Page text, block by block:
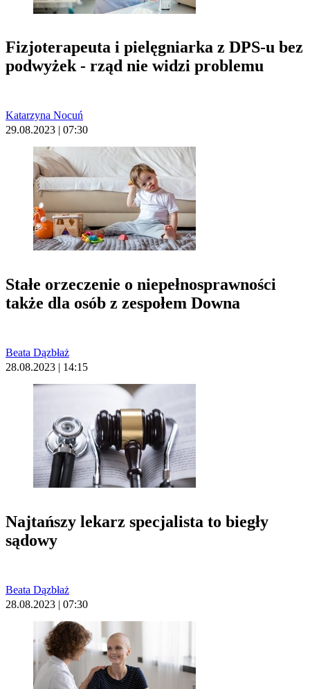
Fizjoterapeuta i pielęgniarka z DPS-u bez
podwyżek - rząd nie widzi problemu
Katarzyna Nocuń
29.08.2023 | 07:30
Stałe orzeczenie o niepełnosprawności
także dla osób z zespołem Downa
Beata Dązbłaż
28.08.2023 | 14:15
Najtańszy lekarz specjalista to biegły
sądowy
Beata Dązbłaż
28.08.2023 | 07:30